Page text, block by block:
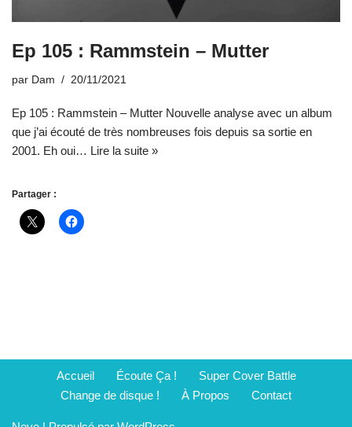
Ep 105 : Rammstein – Mutter
par Dam 20/11/2021
Ep 105 : Rammstein – Mutter Nouvelle analyse avec un album
que j’ai écouté de très nombreuses fois depuis sa sortie en
2001. Eh oui… Lire la suite »
Partager :
Accueil Écoute Ça !
Super Cover Battle
Change de disque !
À Propos Contact